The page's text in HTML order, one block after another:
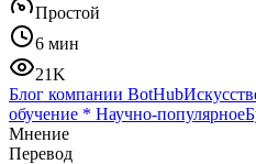
Простой
6 мин
21K
Блог компании BotHub
обучение * Научно-популярное
Мнение
Перевод